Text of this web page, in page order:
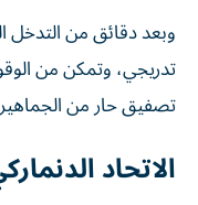
وبعد دقائق من
تدريجي، وتمكن من
تصفيق حار من
الاتحاد